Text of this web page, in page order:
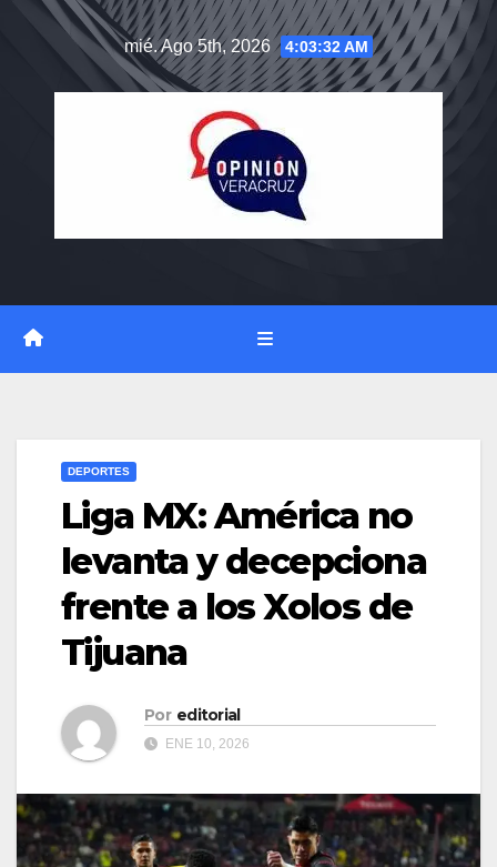
mié. Ago 5th, 2026 4:03:32 AM
DEPORTES
Liga MX: América no
levanta y decepciona
frente a los Xolos de
Tijuana
Por editorial
ENE 10, 2026